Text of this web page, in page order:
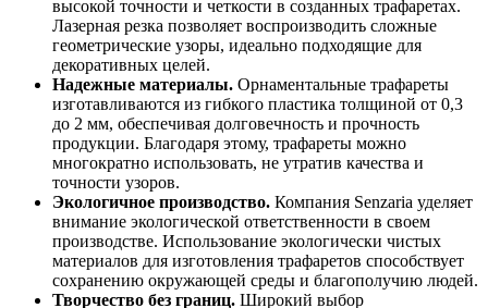
высокой точности и четкости в созданных трафаретах.
Лазерная резка позволяет воспроизводить сложные
геометрические узоры, идеально подходящие для
декоративных целей.
Надежные материалы. Орнаментальные трафареты
изготавливаются из гибкого пластика толщиной от 0,3
до 2 мм, обеспечивая долговечность и прочность
продукции. Благодаря этому, трафареты можно
многократно использовать, не утратив качества и
точности узоров.
Экологичное производство. Компания Senzaria уделяет
внимание экологической ответственности в своем
производстве. Использование экологически чистых
материалов для изготовления трафаретов способствует
сохранению окружающей среды и благополучию людей.
Творчество без границ. Широкий выбор